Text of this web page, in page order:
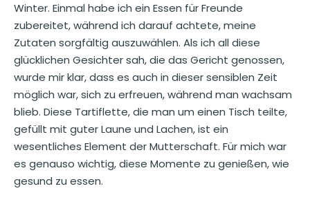
Winter. Einmal habe ich ein Essen für Freunde
zubereitet, während ich darauf achtete, meine
Zutaten sorgfältig auszuwählen. Als ich all diese
glücklichen Gesichter sah, die das Gericht genossen,
wurde mir klar, dass es auch in dieser sensiblen Zeit
möglich war, sich zu erfreuen, während man wachsam
blieb. Diese Tartiflette, die man um einen Tisch teilte,
gefüllt mit guter Laune und Lachen, ist ein
wesentliches Element der Mutterschaft. Für mich war
es genauso wichtig, diese Momente zu genießen, wie
gesund zu essen.